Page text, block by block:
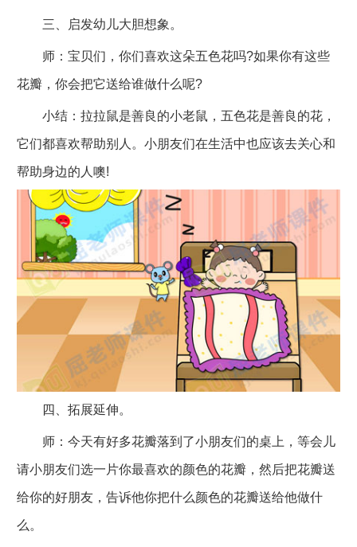
三、启发幼儿大胆想象。
师：宝贝们，你们喜欢这朵五色花吗?如果你有这些
花瓣，你会把它送给谁做什么呢?
小结：拉拉鼠是善良的小老鼠，五色花是善良的花，
它们都喜欢帮助别人。小朋友们在生活中也应该去关心和
帮助身边的人噢!
四、拓展延伸。
师：今天有好多花瓣落到了小朋友们的桌上，等会儿
请小朋友们选一片你最喜欢的颜色的花瓣，然后把花瓣送
给你的好朋友，告诉他你把什么颜色的花瓣送给他做什
么。